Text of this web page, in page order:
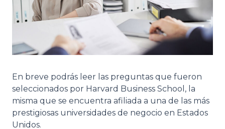
En breve podrás leer las preguntas que fueron
seleccionados por Harvard Business School, la
misma que se encuentra afiliada a una de las más
prestigiosas universidades de negocio en Estados
Unidos.